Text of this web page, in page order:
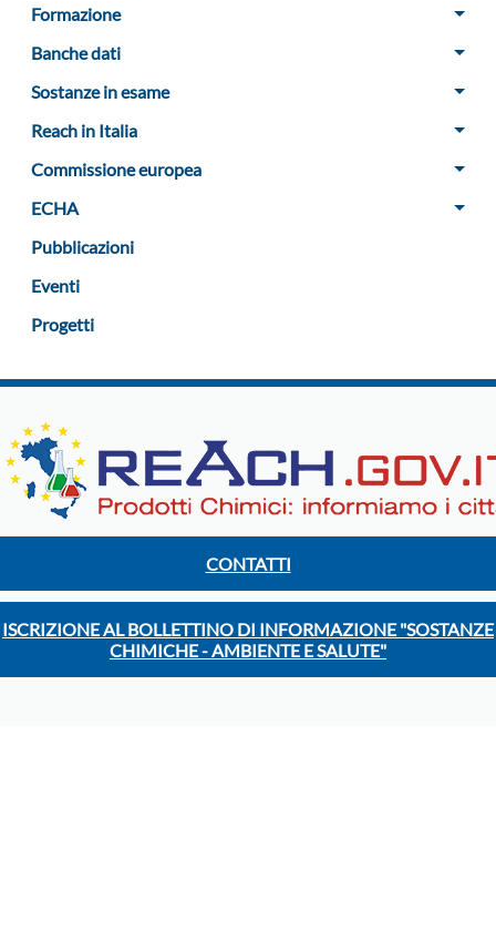
Formazione
Banche dati
Sostanze in esame
Reach in Italia
Commissione europea
ECHA
Pubblicazioni
Eventi
Progetti
CONTATTI
ISCRIZIONE AL BOLLETTINO DI INFORMAZIONE "SOSTANZE
CHIMICHE - AMBIENTE E SALUTE"